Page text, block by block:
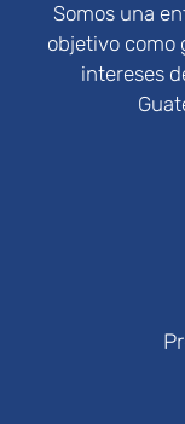
Somos una
objetivo como
intereses